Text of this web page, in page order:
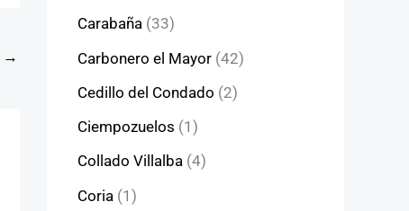
→
Carabaña (33)
Carbonero el Mayor (42)
Cedillo del Condado (2)
Ciempozuelos (1)
Collado Villalba (4)
Coria (1)